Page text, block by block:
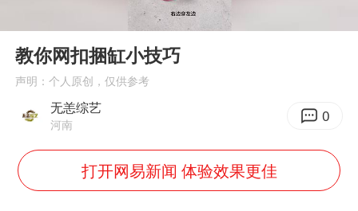
多家A股公司收到美国关税退款
直击东北超：哈尔滨vs通辽
Play
教你网扣捆缸小技巧
声明：个人原创，仅供参考
无恙综艺
河南 0
打开网易新闻 体验效果更佳